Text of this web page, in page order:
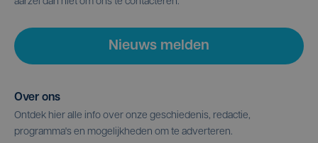
Nieuws melden
Over ons
Ontdek hier alle info over onze geschiedenis, redactie,
programma's en mogelijkheden om te adverteren.